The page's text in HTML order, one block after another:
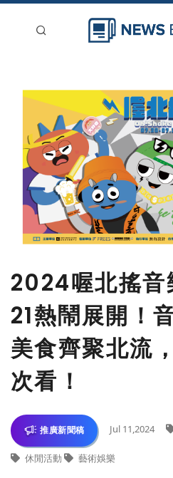
新聞稿分類
登入
刊登
2024喔北搖
21熱鬧展開！
美食齊聚北流
次看！
推廣新聞稿 Jul 11,2024
休閒活動 藝術娛樂